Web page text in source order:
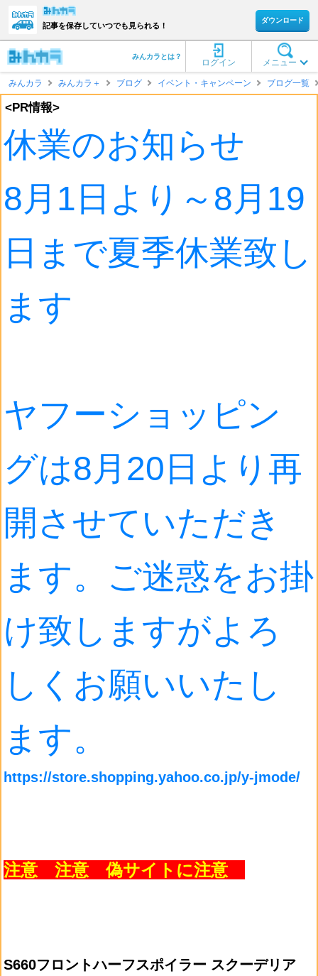
記事を保存していつでも見られる！
ダウンロード
メニュー
ログイン
みんカラとは？
みんカラ みんカラ＋ ブログ イベント・キャンペーン ブログ一覧
<PR情報>
休業のお知らせ
8月1日より～8月19
日まで夏季休業致し
ます
ヤフーショッピン
グは8月20日より再
開させていただき
ます。ご迷惑をお掛
け致しますがよろ
しくお願いいたし
ます。
https://store.shopping.yahoo.co.jp/y-jmode/
注意 注意 偽サイトに注意
S660フロントハーフスポイラー スクーデリア